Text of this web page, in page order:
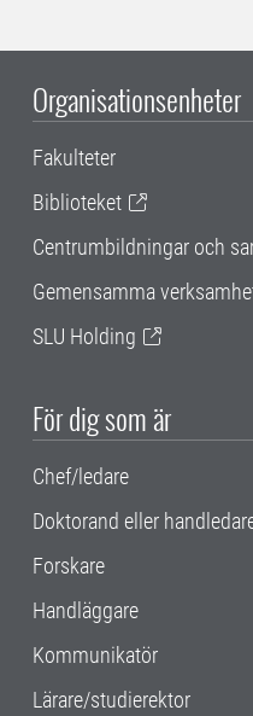
Organisationsenheter
Fakulteter
Biblioteket
Centrumbildningar och
Gemensamma
SLU Holding
För dig som är
Chef/ledare
Doktorand eller
Forskare
Handläggare
Kommunikatör
Lärare/studierektor